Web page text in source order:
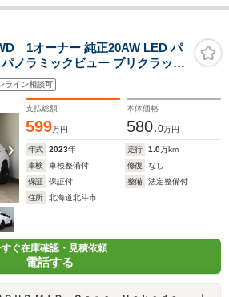
1オーナー 純正20AW LED パ
ノラミックビュー プリクラッシ
ンチェンジアシスト ダウンヒル
ツシート パワーシート
ライン相談可
支払総額
599万円
本体価格
580.0万円
年式 2023年 走行 1.0万km
車検
車検整備付 修復
なし
保証
保証付 整備
法定整備付
住所
北海道北斗市
ぐ在庫確認・見積依頼
電話する